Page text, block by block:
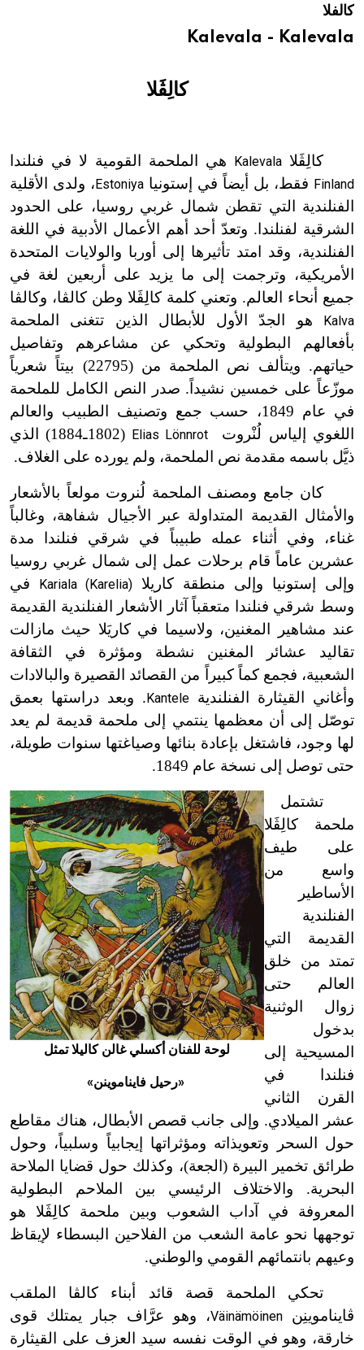
كالفلا
Kalevala - Kalevala
كالِڤَلا
كالِڤَلا Kalevala هي الملحمة القومية لا في فنلندا
Finland فقط، بل أيضاً في إستونيا Estoniya ، ولدى الأقلية
الفنلندية التي تقطن شمال غربي روسيا، على الحدود
الشرقية لفنلندا. وتعدّ أحد أهم الأعمال الأدبية في اللغة
الفنلندية، وقد امتد تأثيرها إلى أوربا والولايات المتحدة
الأمريكية، وترجمت إلى ما يزيد على أربعين لغة في
جميع أنحاء العالم. وتعني كلمة كالِڤَلا وطن كالڤا، وكالڤا
Kalva
هو الجدّ الأول للأبطال الذين تتغنى الملحمة
بأفعالهم البطولية وتحكي عن مشاعرهم وتفاصيل
حياتهم. ويتألف نص الملحمة من (22795) بيتاً شعرياً
موزّعاً على خمسين نشيداً. صدر النص الكامل للملحمة
في عام 1849، حسب جمع وتصنيف الطبيب والعالم
اللغوي إلياس لُنْروت
Elias Lönnrot
(1802ـ1884) الذي
ذيَّل باسمه مقدمة نص الملحمة، ولم يورده على الغلاف.
كان جامع ومصنف الملحمة لُنروت مولعاً بالأشعار
والأمثال القديمة المتداولة عبر الأجيال شفاهة، وغالباً
غناء، وفي أثناء عمله طبيباً في شرقي فنلندا مدة
عشرين عاماً قام برحلات عمل إلى شمال غربي روسيا
وإلى إستونيا وإلى منطقة كاريلا Kariala (Karelia)
في
وسط شرقي فنلندا متعقباً آثار الأشعار الفنلندية القديمة
عند مشاهير المغنين، ولاسيما في كاريَلا حيث مازالت
تقاليد عشائر المغنين نشطة ومؤثرة في الثقافة
الشعبية، فجمع كماً كبيراً من القصائد القصيرة والبالادات
وأغاني القيثارة الفنلندية Kantele . وبعد دراستها بعمق
توصّل إلى أن معظمها ينتمي إلى ملحمة قديمة لم يعد
لها وجود، فاشتغل بإعادة بنائها وصياغتها سنوات طويلة،
حتى توصل إلى نسخة عام 1849.
لوحة للفنان أكسلي غالن كاليلا تمثل
«رحيل فايناموينن»
تشتمل
ملحمة كالِڤَلا
على طيف
واسع من
الأساطير
الفنلندية
القديمة التي
تمتد من خلق
العالم حتى
زوال الوثنية
بدخول
المسيحية إلى
فنلندا في
القرن الثاني
عشر الميلادي. وإلى جانب قصص الأبطال، هناك مقاطع
حول السحر وتعويذاته ومؤثراتها إيجابياً وسلبياً، وحول
طرائق تخمير البيرة (الجعة)، وكذلك حول قضايا الملاحة
البحرية. والاختلاف الرئيسي بين الملاحم البطولية
المعروفة في آداب الشعوب وبين ملحمة كالِڤَلا هو
توجهها نحو عامة الشعب من الفلاحين البسطاء لإيقاظ
وعيهم بانتمائهم القومي والوطني.
تحكي الملحمة قصة قائد أبناء كالڤا الملقب
ڤايناموينِن Väinämöinen، وهو عرَّاف جبار يمتلك قوى
خارقة، وهو في الوقت نفسه سيد العزف على القيثارة